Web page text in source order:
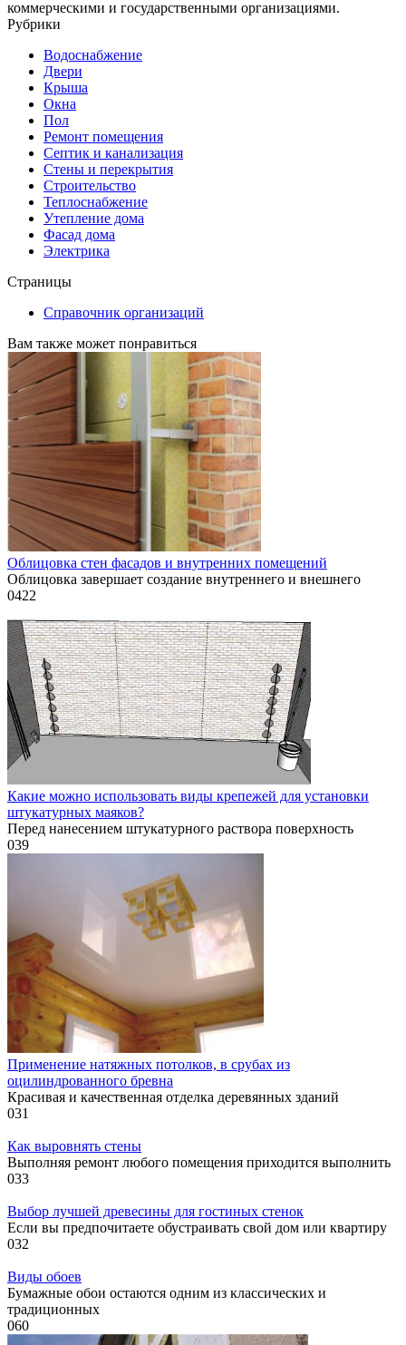
коммерческими и государственными организациями.
Рубрики
Водоснабжение
Двери
Крыша
Окна
Пол
Ремонт помещения
Септик и канализация
Стены и перекрытия
Строительство
Теплоснабжение
Утепление дома
Фасад дома
Электрика
Страницы
Справочник организаций
Вам также может понравиться
Облицовка стен фасадов и внутренних помещений
Облицовка завершает создание внутреннего и внешнего
0422
Какие можно использовать виды крепежей для установки
штукатурных маяков?
Перед нанесением штукатурного раствора поверхность
039
Применение натяжных потолков, в срубах из
оцилиндрованного бревна
Красивая и качественная отделка деревянных зданий
031
Как выровнять стены
Выполняя ремонт любого помещения приходится выполнить
033
Выбор лучшей древесины для гостиных стенок
Если вы предпочитаете обустраивать свой дом или квартиру
032
Виды обоев
Бумажные обои остаются одним из классических и
традиционных
060